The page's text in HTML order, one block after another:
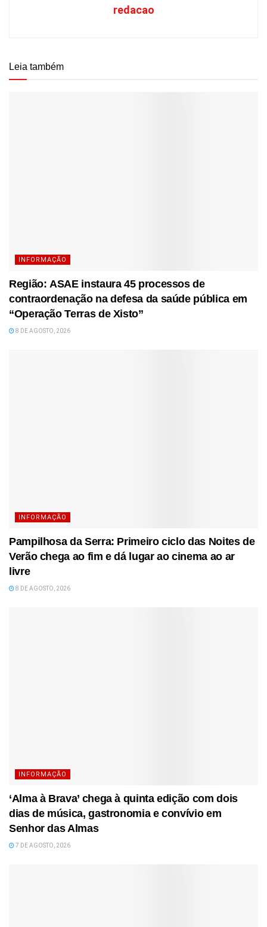
redacao
Leia também
INFORMAÇÃO
Região: ASAE instaura 45 processos de
contraordenação na defesa da saúde pública em
“Operação Terras de Xisto”
8 DE AGOSTO, 2026
INFORMAÇÃO
Pampilhosa da Serra: Primeiro ciclo das Noites de
Verão chega ao fim e dá lugar ao cinema ao ar
livre
8 DE AGOSTO, 2026
INFORMAÇÃO
‘Alma à Brava’ chega à quinta edição com dois
dias de música, gastronomia e convívio em
Senhor das Almas
7 DE AGOSTO, 2026